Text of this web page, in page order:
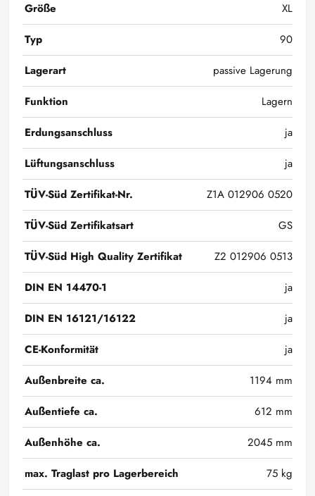
Größe
XL
Typ
90
Lagerart
passive Lagerung
Funktion
Lagern
Erdungsanschluss
ja
Lüftungsanschluss
ja
TÜV-Süd Zertifikat-Nr.
Z1A 012906 0520
TÜV-Süd Zertifikatsart
GS
TÜV-Süd High Quality Zertifikat
Z2 012906 0513
DIN EN 14470-1
ja
DIN EN 16121/16122
ja
CE-Konformität
ja
Außenbreite ca.
1194 mm
Außentiefe ca.
612 mm
Außenhöhe ca.
2045 mm
max. Traglast pro Lagerbereich
75 kg